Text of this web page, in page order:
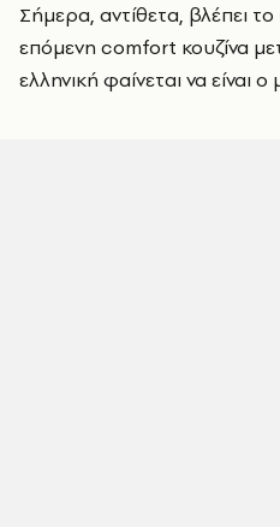
Σήμερα, αντίθετα, βλέπει το
επόμενη comfort κουζίνα
ελληνική φαίνεται να είναι